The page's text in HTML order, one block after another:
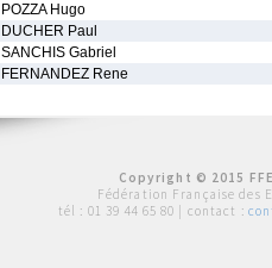
POZZA Hugo
DUCHER Paul
SANCHIS Gabriel
FERNANDEZ Rene
Copyright © 2015
Fédération Française des
tél : 01 39 44 65 80 | contact :